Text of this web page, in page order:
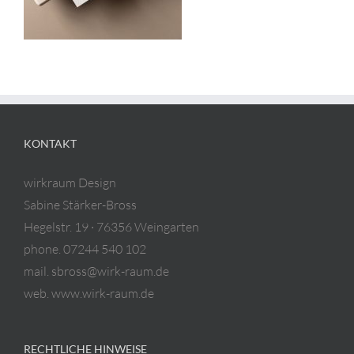
KONTAKT
wirkraum Design
Sabine Stärker-Bross
Hegelstr. 19 · 76356 Weingarten
phone. 07244 540 102
mail. sbross@wirk-raum.de
web. www.wirk-raum.de
RECHTLICHE HINWEISE